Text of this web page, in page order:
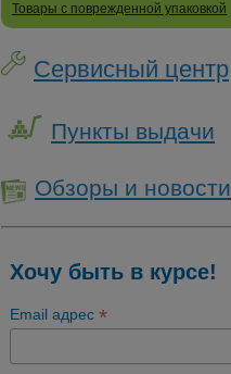
Товары с поврежденной упаковкой
Сервисный центр
Пункты выдачи
Обзоры и новости
Хочу быть в курсе!
Email адрес*